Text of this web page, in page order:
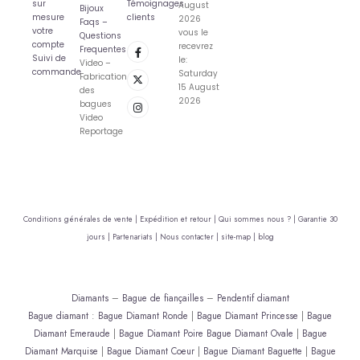
sur
mesure
votre
compte
Suivi de
commande
Bijoux
Faqs –
Questions
Frequentes
Video –
Fabrication
des
bagues
Video
Reportage
Témoignages
clients
August
2026
vous le
recevrez
le:
Saturday
15 August
2026
Conditions générales de vente | Expédition et retour | Qui sommes nous ? | Garantie 30
jours | Partenariats | Nous contacter | site-map | blog
Diamants– Bague de fiançailles– Pendentif diamant
Bague diamant : Bague Diamant Ronde | Bague Diamant Princesse | Bague
Diamant Emeraude | Bague Diamant Poire Bague Diamant Ovale | Bague
Diamant Marquise | Bague Diamant Coeur| Bague Diamant Baguette | Bague